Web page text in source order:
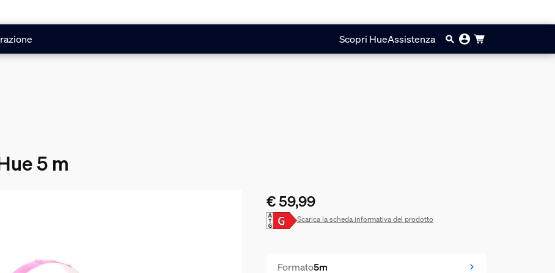
Scopri HueAssistenza
5 m
Il prezzo attuale è € 59,99
€ 59,99
Scarica la scheda informativa del prodotto
Formato5m